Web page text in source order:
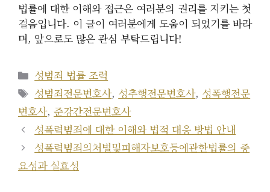
법률에 대한 이해와 접근은 여러분의 권리를 지키는 첫
걸음입니다. 이 글이 여러분에게 도움이 되었기를 바라
며, 앞으로도 많은 관심 부탁드립니다!
카
테
고
리
성범죄 법률 조력
태
그
성범죄전문변호사, 성추행전문변호사, 성폭행전문
변호사, 준강간전문변호사
성폭력범죄에 대한 이해와 법적 대응 방법 안내
성폭력범죄의처벌및피해자보호등에관한법률의 중
요성과 실효성